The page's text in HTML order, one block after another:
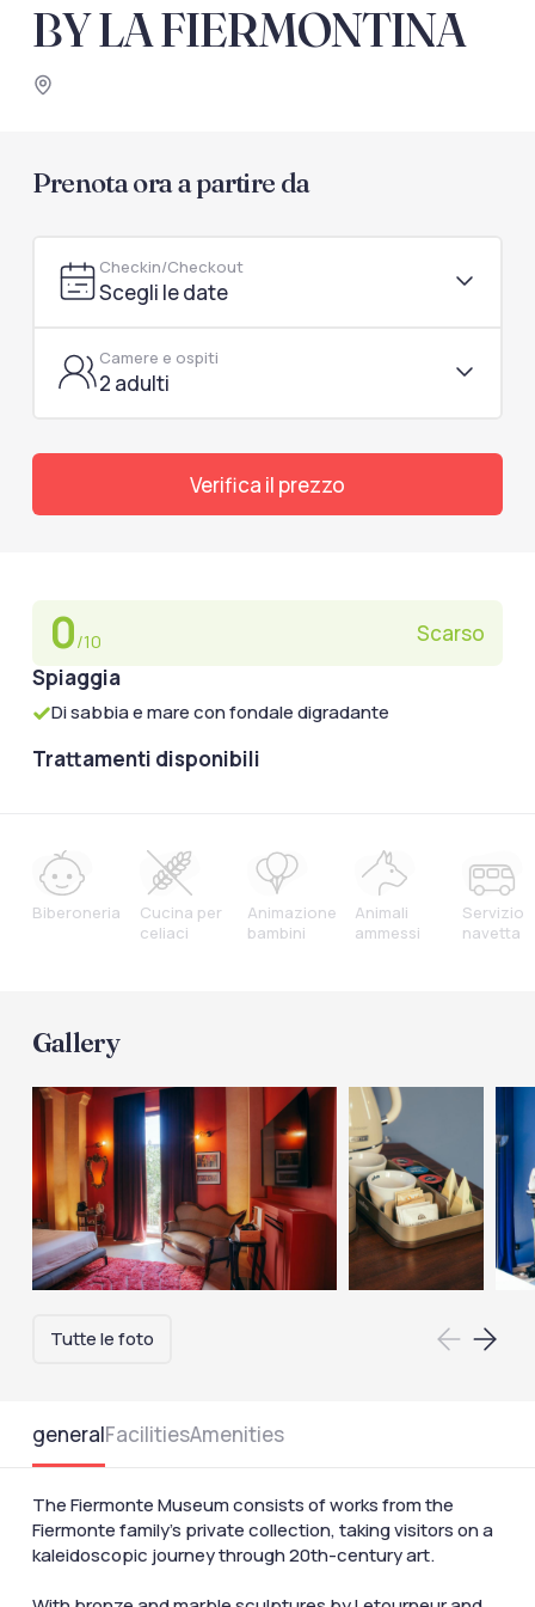
documenti di viaggio.
BY LA FIERMONTINA
Prenota ora a partire da
Checkin/Checkout
Scegli le date
Camere e ospiti
2 adulti
Verifica il prezzo
0/10
Scarso
Spiaggia
Di sabbia e mare con fondale digradante
Trattamenti disponibili
Biberoneria
Cucina per
celiaci
Animazione
bambini
Animali
ammessi
Servizio
navetta
Gallery
Tutte le foto
generalFacilitiesAmenities
The Fiermonte Museum consists of works from the
Fiermonte family's private collection, taking visitors on a
kaleidoscopic journey through 20th-century art.